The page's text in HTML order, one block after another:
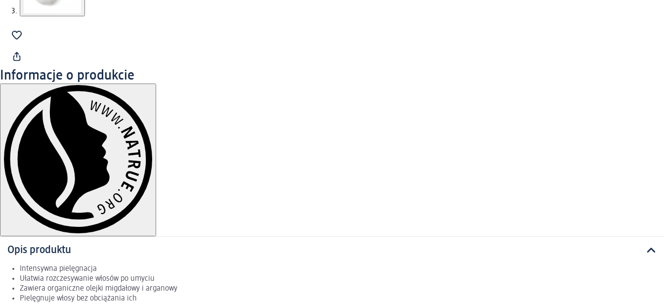
Informacje o produkcie
Opis produktu
Intensywna pielęgnacja
Ułatwia rozczesywanie włosów po umyciu
Zawiera organiczne olejki migdałowy i arganowy
Pielęgnuje włosy bez obciążania ich